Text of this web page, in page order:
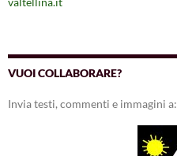
VUOI COLLABORARE?
Invia testi, commenti e immagini a: